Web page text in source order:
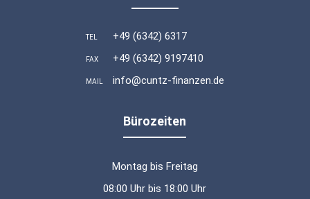
TEL +49 (6342) 6317
FAX +49 (6342) 9197410
MAIL info@cuntz-finanzen.de
Bürozeiten
Montag bis Freitag
08:00 Uhr bis 18:00 Uhr